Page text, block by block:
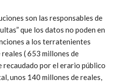
son las responsables de
que los datos no poden en
a los terratenientes
( 653 millones de
por el erario público
unos 140 millones de reales,